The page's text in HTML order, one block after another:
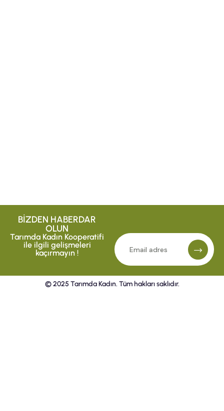
BİZDEN HABERDAR
OLUN
Tarımda Kadın Kooperatifi
ile ilgili gelişmeleri
kaçırmayın !
© 2025 Tarımda Kadın. Tüm hakları saklıdır.